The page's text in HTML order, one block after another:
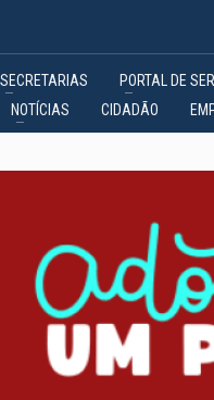
SECRETARIAS PORTAL DE
NOTÍCIAS CIDADÃO